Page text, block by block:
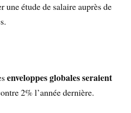
une étude de salaire auprès de
enveloppes globales seraient
2% l’année dernière.